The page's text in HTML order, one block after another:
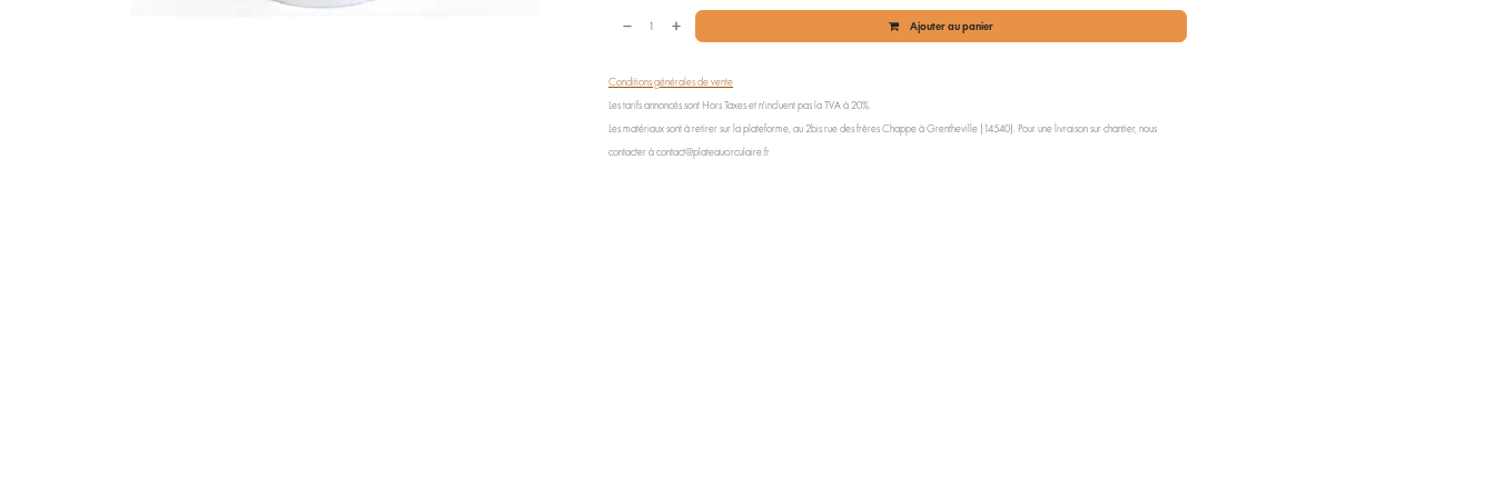
Ajouter au panier
Conditions générales de vente
Les tarifs annoncés sont Hors Taxes et n'incluent pas la TVA à 20%.
Les matériaux sont à retirer sur la plateforme, au 2bis rue des frères Chappe à Grentheville (14540). Pour une livraison sur chantier, nous
contacter à contact@plateaucirculaire.fr